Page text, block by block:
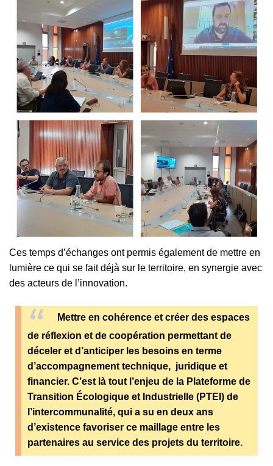
Ces temps d’échanges ont permis également de mettre en
lumière ce qui se fait déjà sur le territoire, en synergie avec
des acteurs de l’innovation.
Mettre en cohérence et créer des espaces
de réflexion et de coopération permettant de
déceler et d’anticiper les besoins en terme
d’accompagnement technique, juridique et
financier. C’est là tout l’enjeu de la Plateforme de
Transition Écologique et Industrielle (PTEI) de
l’intercommunalité, qui a su en deux ans
d’existence favoriser ce maillage entre les
partenaires au service des projets du territoire.